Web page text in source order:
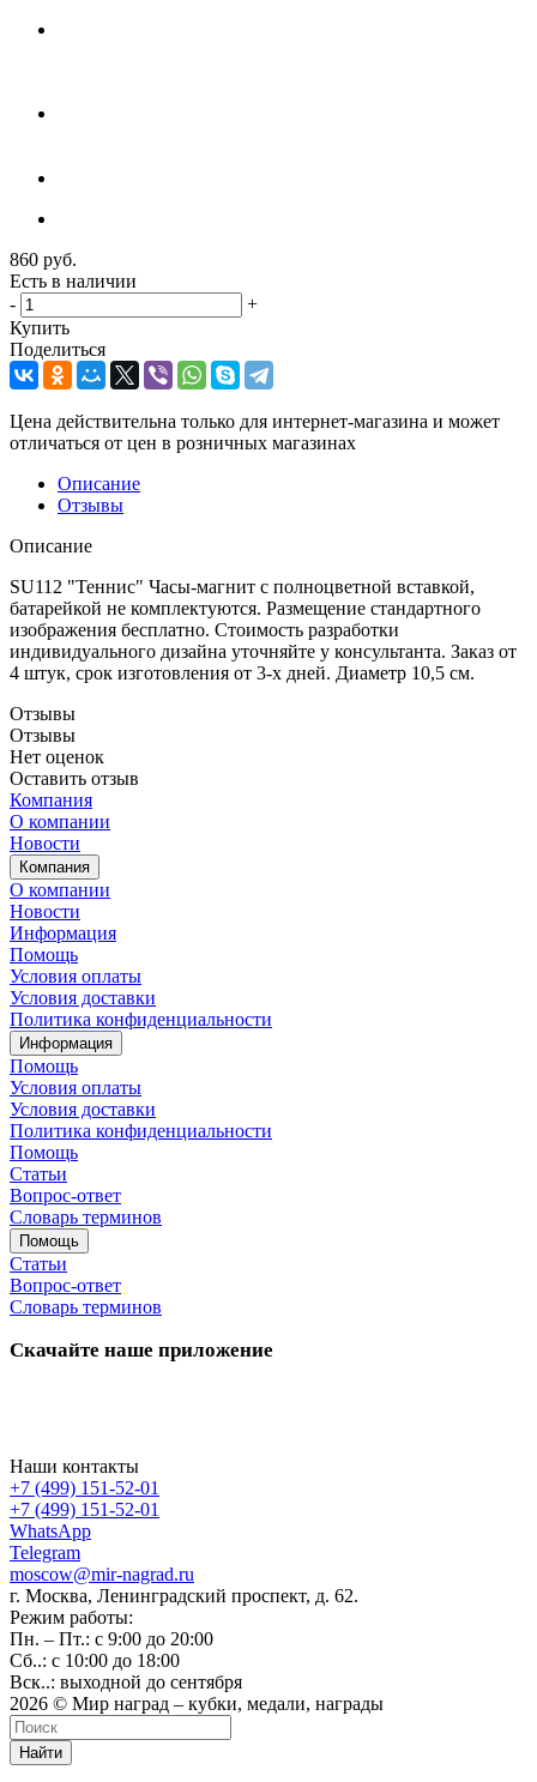
860 руб.
Есть в наличии
-
+
Купить
Поделиться
Цена действительна только для интернет-магазина и может
отличаться от цен в розничных магазинах
Описание
Отзывы
Описание
SU112 "Теннис" Часы-магнит с полноцветной вставкой,
батарейкой не комплектуются. Размещение стандартного
изображения бесплатно. Стоимость разработки
индивидуального дизайна уточняйте у консультанта. Заказ от
4 штук, срок изготовления от 3-х дней. Диаметр 10,5 см.
Отзывы
Отзывы
Нет оценок
Оставить отзыв
Компания
О компании
Новости
Компания
О компании
Новости
Информация
Помощь
Условия оплаты
Условия доставки
Политика конфиденциальности
Информация
Помощь
Условия оплаты
Условия доставки
Политика конфиденциальности
Помощь
Статьи
Вопрос-ответ
Словарь терминов
Помощь
Статьи
Вопрос-ответ
Словарь терминов
Скачайте наше приложение
Наши контакты
+7 (499) 151-52-01
+7 (499) 151-52-01
WhatsApp
Telegram
moscow@mir-nagrad.ru
г. Москва, Ленинградский проспект, д. 62.
Режим работы:
Пн. – Пт.: с 9:00 до 20:00
Сб..: с 10:00 до 18:00
Вск..: выходной до сентября
2026 © Мир наград – кубки, медали, награды
Найти